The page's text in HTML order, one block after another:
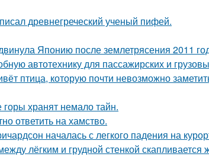
древнегреческий ученый пифей.
Японию после землетрясения 2011
автотехнику для пассажирских и
птица, которую почти невозможно
хранят немало тайн.
ответить на хамство.
началась с легкого падения на
лёгким и грудной стенкой скапливается